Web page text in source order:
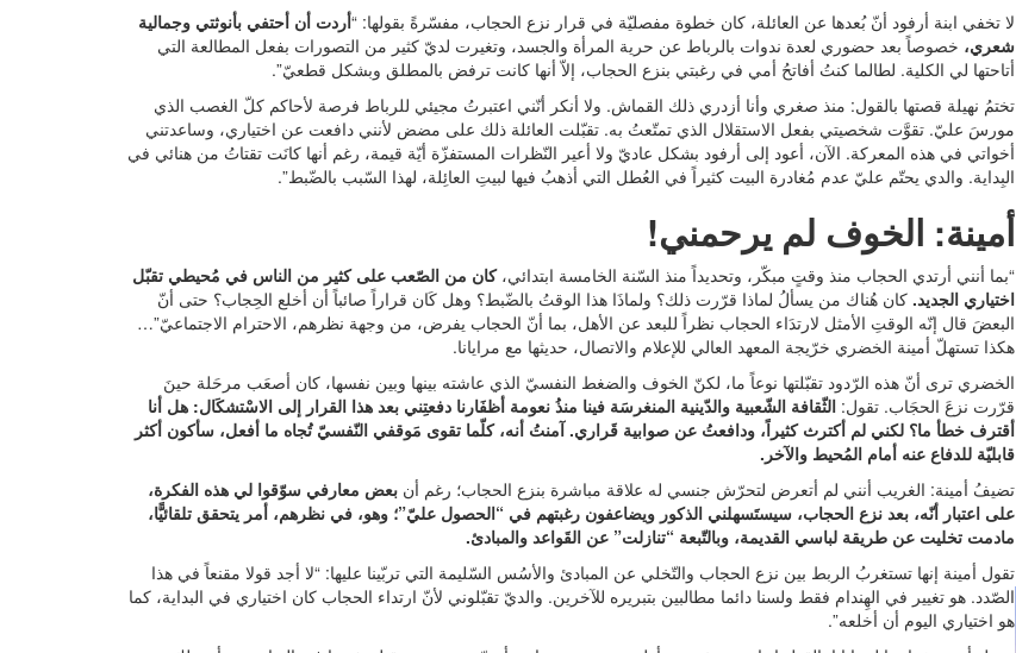
لا تخفي ابنة أرفود أنّ بُعدها عن العائلة، كان خطوة مفصليّة في قرار نزع الحجاب، مفسّرةً بقولها: “أردت أن أحتفي بأنوثتي وجمالية
شعري، خصوصاً بعد حضوري لعدة ندوات بالرباط عن حرية المرأة والجسد، وتغيرت لديّ كثير من التصورات بفعل المطالعة التي
أتاحتها لي الكلية. لطالما كنتُ أفاتحُ أمي في رغبتي بنزع الحجاب، إلاّ أنها كانت ترفض بالمطلق وبشكل قطعيّ”.
تختمُ نهيلة قصتها بالقول: منذ صغري وأنا أزدري ذلك القماش. ولا أنكر أنّني اعتبرتُ مجيئي للرباط فرصة لأحاكم كلّ الغصب الذي
مورسَ عليّ. تقوَّت شخصيتي بفعل الاستقلال الذي تمتّعتُ به. تقبّلت العائلة ذلك على مضض لأنني دافعت عن اختياري، وساعدتني
أخواتي في هذه المعركة. الآن، أعود إلى أرفود بشكل عاديّ ولا أعير النّظرات المستفزّة أيّة قيمة، رغم أنها كانَت تقتاتُ من هنائي في
البِداية. والدي يحتّم عليّ عدم مُغادرة البيت كثيراً في العُطل التي أذهبُ فيها لبيتِ العائِلة، لهذا السّبب بالضّبط”.
أمينة: الخوف لم يرحمني!
“بما أنني أرتدي الحجاب منذ وقتٍ مبكّر، وتحديداً منذ السّنة الخامسة ابتدائي،كان من الصّعب على كثير من الناس في مُحيطي تقبّل
اختياري الجديد. كان هُناك من يسألُ لماذا قرّرت ذلك؟ ولماذَا هذا الوقتُ بالضّبط؟ وهل كَان قراراً صائباً أن أخلع الحِجاب؟ حتى أنّ
البعضَ قال إنّه الوقتِ الأمثل لارتدَاء الحجاب نظراً للبعد عن الأهل، بما أنّ الحجاب يفرض، من وجهة نظرهم، الاحترام الاجتماعيّ”…
هكذا تستهلّ أمينة الخضري خرّيجة المعهد العالي للإعلام والاتصال، حديثها مع مرايانا.
الخضري ترى أنّ هذه الرّدود تقبّلتها نوعاً ما، لكنّ الخوف والضغط النفسيّ الذي عاشته بينها وبين نفسها، كان أصعَب مرحَلة حينَ
قرّرت نزعَ الحجَاب. تقول: الثّقافة الشّعبية والدّينية المنغرسَة فينا منذُ نعومة أظفَارنا دفعتِني بعد هذا القرار إلى الاسْتشكَال: هل أنا
أقترف خطأ ما؟ لكني لم أكترث كثيراً، ودافعتُ عن صوابية قَراري. آمنتُ أنه، كلّما تقوى مَوقفي النّفسيّ تُجاه ما أفعل، سأكون أكثر
قابليّة للدفاع عنه أمام المُحيط والآخر.
تضيفُ أمينة: الغريب أنني لم أتعرض لتحرّش جنسي له علاقة مباشرة بنزع الحجاب؛ رغم أن بعض معارفي سوّقوا لي هذه الفكرة،
على اعتبار أنّه، بعد نزع الحجاب، سيستَسهلني الذكور ويضاعفون رغبتهم في “الحصول عليّ”؛ وهو، في نظرهم، أمر يتحقق تلقائيًّا،
مادمت تخليت عن طريقة لباسي القديمة، وبالتّبعة “تنازلت” عن القَواعد والمبادئ.
تقول أمينة إنها تستغربُ الربط بين نزع الحجاب والتّخلي عن المبادئ والأسُس السّليمة التي تربّينا عليها: “لا أجد قولا مقنعاً في هذا
الصّدد. هو تغيير في الهِندام فقط ولسنا دائما مطالبين بتبريره للآخرين. والديّ تقبّلوني لأنّ ارتداء الحجاب كان اختياري في البداية، كما
هو اختياري اليوم أن أخلعه”.